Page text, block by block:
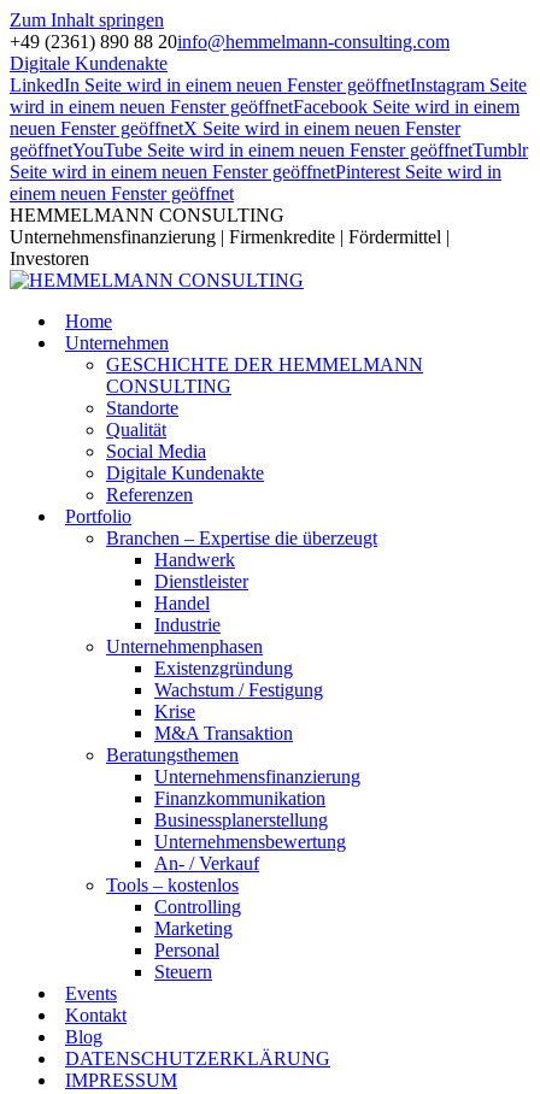
Zum Inhalt springen
+49 (2361) 890 88 20info@hemmelmann-consulting.com
Digitale Kundenakte
LinkedIn Seite wird in einem neuen Fenster geöffnetInstagram Seite
wird in einem neuen Fenster geöffnetFacebook Seite wird in einem
neuen Fenster geöffnetX Seite wird in einem neuen Fenster
geöffnetYouTube Seite wird in einem neuen Fenster geöffnetTumblr
Seite wird in einem neuen Fenster geöffnetPinterest Seite wird in
einem neuen Fenster geöffnet
HEMMELMANN CONSULTING
Unternehmensfinanzierung | Firmenkredite | Fördermittel |
Investoren
Home
Unternehmen
GESCHICHTE DER HEMMELMANN
CONSULTING
Standorte
Qualität
Social Media
Digitale Kundenakte
Referenzen
Portfolio
Branchen – Expertise die überzeugt
Handwerk
Dienstleister
Handel
Industrie
Unternehmenphasen
Existenzgründung
Wachstum / Festigung
Krise
M&A Transaktion
Beratungsthemen
Unternehmensfinanzierung
Finanzkommunikation
Businessplanerstellung
Unternehmensbewertung
An- / Verkauf
Tools – kostenlos
Controlling
Marketing
Personal
Steuern
Events
Kontakt
Blog
DATENSCHUTZERKLÄRUNG
IMPRESSUM